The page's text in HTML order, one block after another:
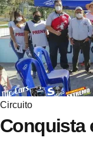
i
k
Circuito
Conquista